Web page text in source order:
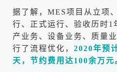
据了解，MES项目从立项
行、正式运行、验收历时1
产业务、设备业务、质量
行了流程优化， 2020年预
天，节约费用达100余万元